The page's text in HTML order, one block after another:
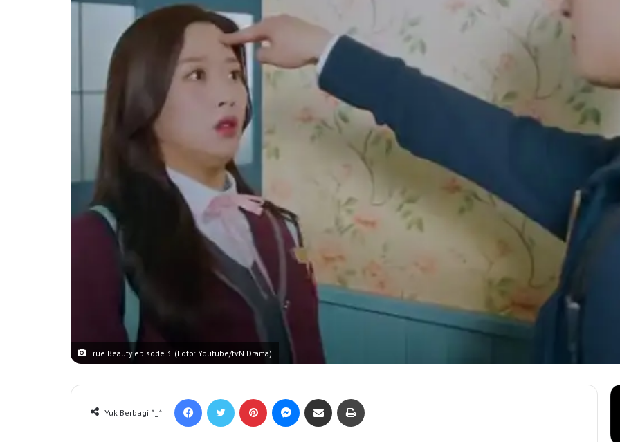
True Beauty episode 3. (Foto: Youtube/tvN Drama)
Yuk Berbagi ^_^